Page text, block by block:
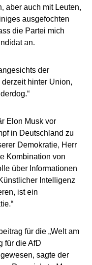
aber auch mit Leuten,
ausgefochten
die Partei mich
an.
der
hinter Union,
Elon Musk vor
in Deutschland zu
Demokratie, Herr
Kombination von
über Informationen
Intelligenz
ist ein
für die „Welt am
für die AfD
sagte der